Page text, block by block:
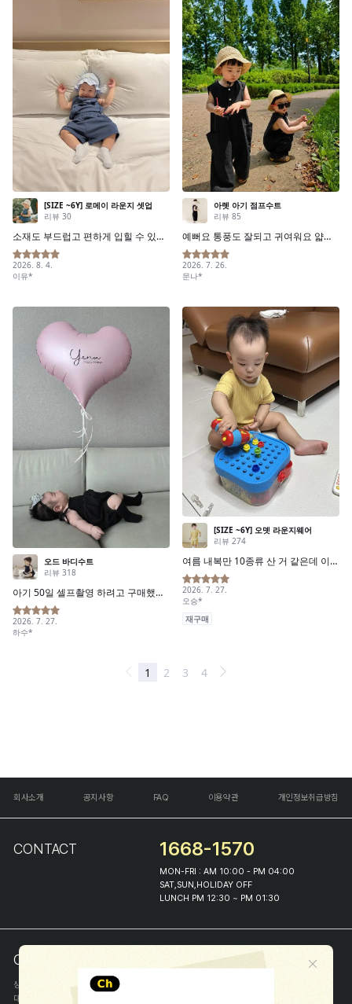
회사소개 공지사항 FAQ 이용약관 개인정보취급방침
CONTACT 1668-1570
MON-FRI : AM 10:00 - PM 04:00
SAT,SUN,HOLIDAY OFF
LUNCH PM 12:30 ~ PM 01:30
COMPANY INFO
상호
(주)해피프린스
대표